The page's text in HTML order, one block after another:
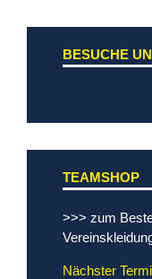
BESUCHE
TEAMSHOP
>>> zum
Nächster